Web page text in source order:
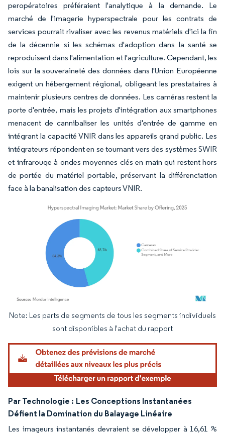
peropératoires préféraient l'analytique à la demande. Le
marché de l'imagerie hyperspectrale pour les contrats de
services pourrait rivaliser avec les revenus matériels d'ici la fin
de la décennie si les schémas d'adoption dans la santé se
reproduisent dans l'alimentation et l'agriculture. Cependant, les
lois sur la souveraineté des données dans l'Union Européenne
exigent un hébergement régional, obligeant les prestataires à
maintenir plusieurs centres de données. Les caméras restent la
porte d'entrée, mais les projets d'intégration aux smartphones
menacent de cannibaliser les unités d'entrée de gamme en
intégrant la capacité VNIR dans les appareils grand public. Les
intégrateurs répondent en se tournant vers des systèmes SWIR
et infrarouge à ondes moyennes clés en main qui restent hors
de portée du matériel portable, préservant la différenciation
face à la banalisation des capteurs VNIR.
Image © Mordor Intelligence. La réutilisation nécessite une attribution sous CC BY
Note: Les parts de segments de tous les segments individuels
sont disponibles à l'achat du rapport
Par Technologie : Les Conceptions Instantanées
Défient la Domination du Balayage Linéaire
Les imageurs instantanés devraient se développer à 16,61 %